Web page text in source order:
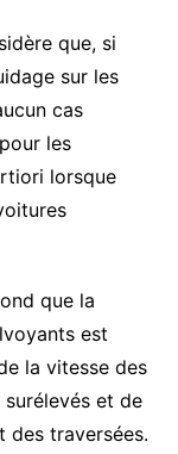
que, si
sur les
cas
les
lorsque
que la
est
la vitesse des
et de
des traversées.